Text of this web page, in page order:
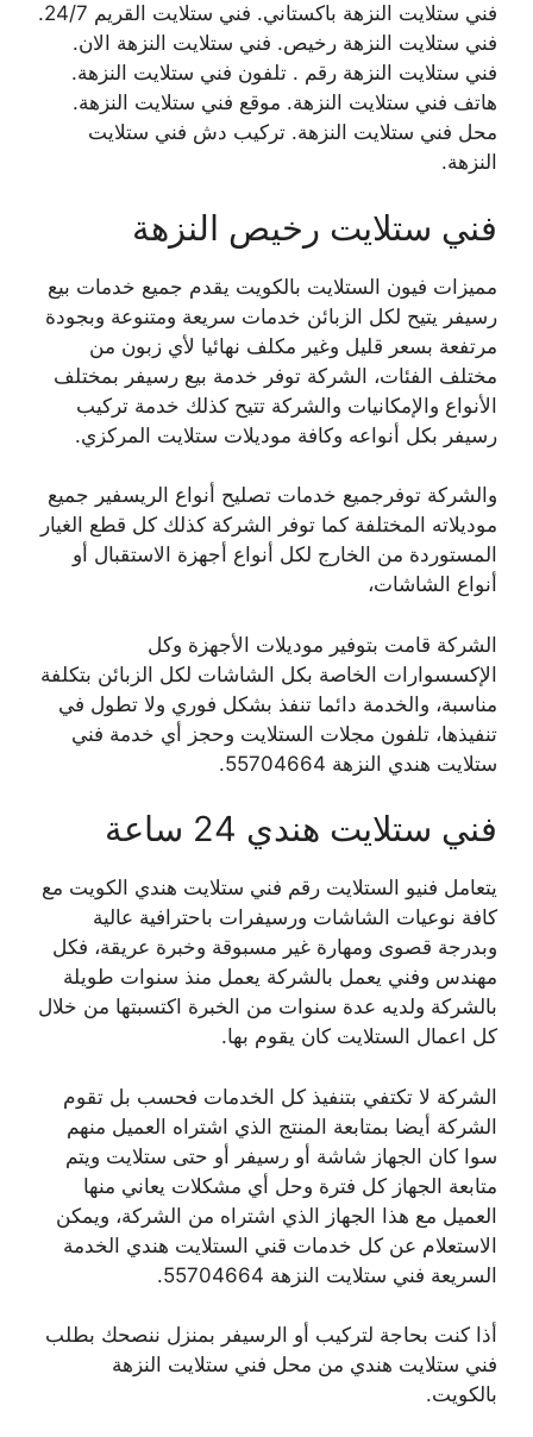
فني ستلايت النزهة باكستاني. فني ستلايت القريم 24/7.
فني ستلايت النزهة رخيص. فني ستلايت النزهة الان.
فني ستلايت النزهة رقم . تلفون فني ستلايت النزهة.
هاتف فني ستلايت النزهة. موقع فني ستلايت النزهة.
محل فني ستلايت النزهة. تركيب دش فني ستلايت
النزهة.
فني ستلايت رخيص النزهة
مميزات فيون الستلايت بالكويت يقدم جميع خدمات بيع
رسيفر يتيح لكل الزبائن خدمات سريعة ومتنوعة وبجودة
مرتفعة بسعر قليل وغير مكلف نهائيا لأي زبون من
مختلف الفئات، الشركة توفر خدمة بيع رسيفر بمختلف
الأنواع والإمكانيات والشركة تتيح كذلك خدمة تركيب
رسيفر بكل أنواعه وكافة موديلات ستلايت المركزي.
والشركة توفرجميع خدمات تصليح أنواع الريسفير جميع
موديلاته المختلفة كما توفر الشركة كذلك كل قطع الغيار
المستوردة من الخارج لكل أنواع أجهزة الاستقبال أو
أنواع الشاشات،
الشركة قامت بتوفير موديلات الأجهزة وكل
الإكسسوارات الخاصة بكل الشاشات لكل الزبائن بتكلفة
مناسبة، والخدمة دائما تنفذ بشكل فوري ولا تطول في
تنفيذها، تلفون مجلات الستلايت وحجز أي خدمة فني
ستلايت هندي النزهة 55704664.
فني ستلايت هندي 24 ساعة
يتعامل فنيو الستلايت رقم فني ستلايت هندي الكويت مع
كافة نوعيات الشاشات ورسيفرات باحترافية عالية
وبدرجة قصوى ومهارة غير مسبوقة وخبرة عريقة، فكل
مهندس وفني يعمل بالشركة يعمل منذ سنوات طويلة
بالشركة ولديه عدة سنوات من الخبرة اكتسبتها من خلال
كل اعمال الستلايت كان يقوم بها.
الشركة لا تكتفي بتنفيذ كل الخدمات فحسب بل تقوم
الشركة أيضا بمتابعة المنتج الذي اشتراه العميل منهم
سوا كان الجهاز شاشة أو رسيفر أو حتى ستلايت ويتم
متابعة الجهاز كل فترة وحل أي مشكلات يعاني منها
العميل مع هذا الجهاز الذي اشتراه من الشركة، ويمكن
الاستعلام عن كل خدمات قني الستلايت هندي الخدمة
السريعة فني ستلايت النزهة 55704664.
أذا كنت بحاجة لتركيب أو الرسيفر بمنزل ننصحك بطلب
فني ستلايت هندي من محل فني ستلايت النزهة
بالكويت.